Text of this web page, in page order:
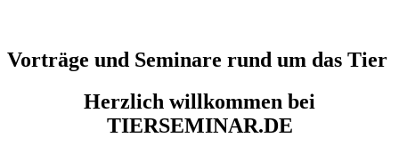
Vorträge und Seminare rund um das Tier
Herzlich willkommen bei
TIERSEMINAR.DE